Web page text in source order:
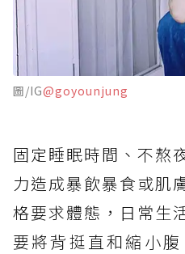
圖/IG@goyounjung
固定睡眠時間、不熬
力造成暴飲暴食或肌
格要求體態，日常生
要將背挺直和縮小